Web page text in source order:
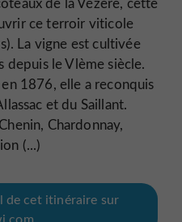
ce terroir viticole
La vigne est cultivée
depuis le Vlème siècle.
1876, elle a reconquis
et du Saillant.
Chardonnay,
(...)
de cet itinéraire sur